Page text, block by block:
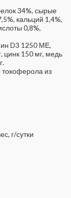
34%, сырые
кальций 1,4%,
0,8%,
D3 1250 МЕ,
цинк 150 мг, медь
токоферола из
г/сутки